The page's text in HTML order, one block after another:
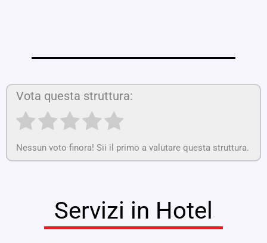
Vota questa struttura:
Nessun voto finora! Sii il primo a valutare questa struttura.
Servizi in Hotel